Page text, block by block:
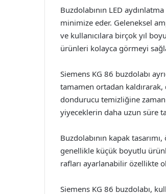
Buzdolabının LED
minimize eder. Geleneksel
ve kullanıcılara birçok yıl
ürünleri kolayca görmeyi
Siemens KG 86 buzdolabı
tamamen ortadan kaldırarak,
dondurucu temizliğine
yiyeceklerin daha uzun süre
Buzdolabının kapak
genellikle küçük boyutlu
rafları ayarlanabilir özellikte
Siemens KG 86 buzdolabı,